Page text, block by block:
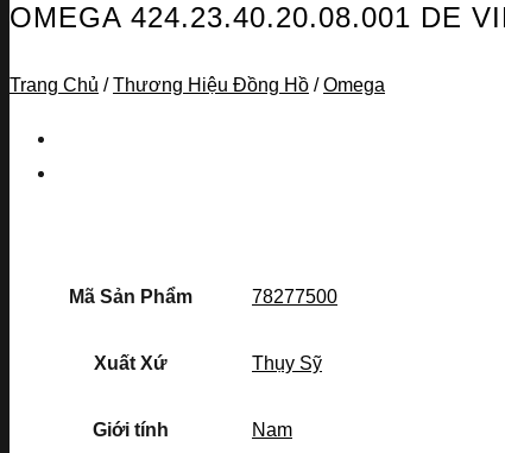
OMEGA 424.23.40.20.08.001 DE
Trang Chủ / Thương Hiệu Đồng Hồ / Omega
Mã Sản Phẩm 78277500
Xuất Xứ Thụy Sỹ
Giới tính Nam